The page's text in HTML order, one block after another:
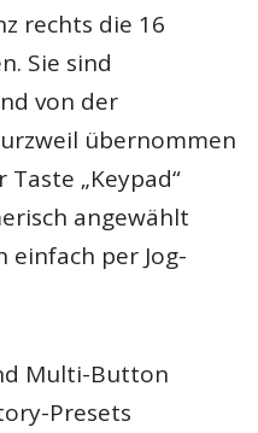
rechts die 16
Sie sind
von der
übernommen
„Keypad“
angewählt
einfach per Jog-
Multi-Button
Presets